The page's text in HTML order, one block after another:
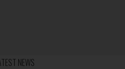
NEWS